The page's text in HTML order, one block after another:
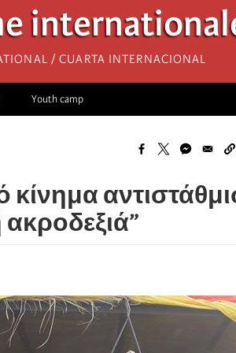
/ Cuarta Internacional
Youth camp
κίνημα